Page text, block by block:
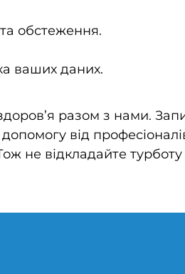
обстеження.
ваших даних.
разом з нами.
від
не відкладайте